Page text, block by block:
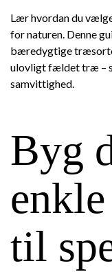
Lær hvordan du
for naturen. Denne
bæredygtige
ulovligt fældet træ –
samvittighed.
Byg
til